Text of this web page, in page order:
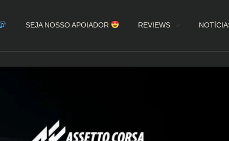
SEJA NOSSO APOIADOR REVIEWS